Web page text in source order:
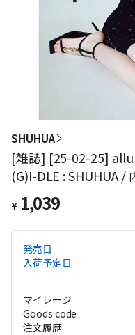
SHUHUA
[雑誌] [25-02-25]
(G)I-DLE : SHUHUA /
¥ 1,039
発売日
入荷予定日
マイレージ
Goods code
注文履歴